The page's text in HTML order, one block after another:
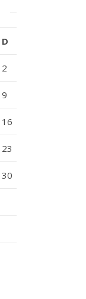
D
2
9
16
23
30